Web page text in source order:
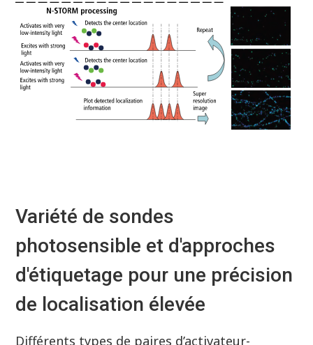
Variété de sondes
photosensible et d'approches
d'étiquetage pour une précision
de localisation élevée
Différents types de paires d’activateur-